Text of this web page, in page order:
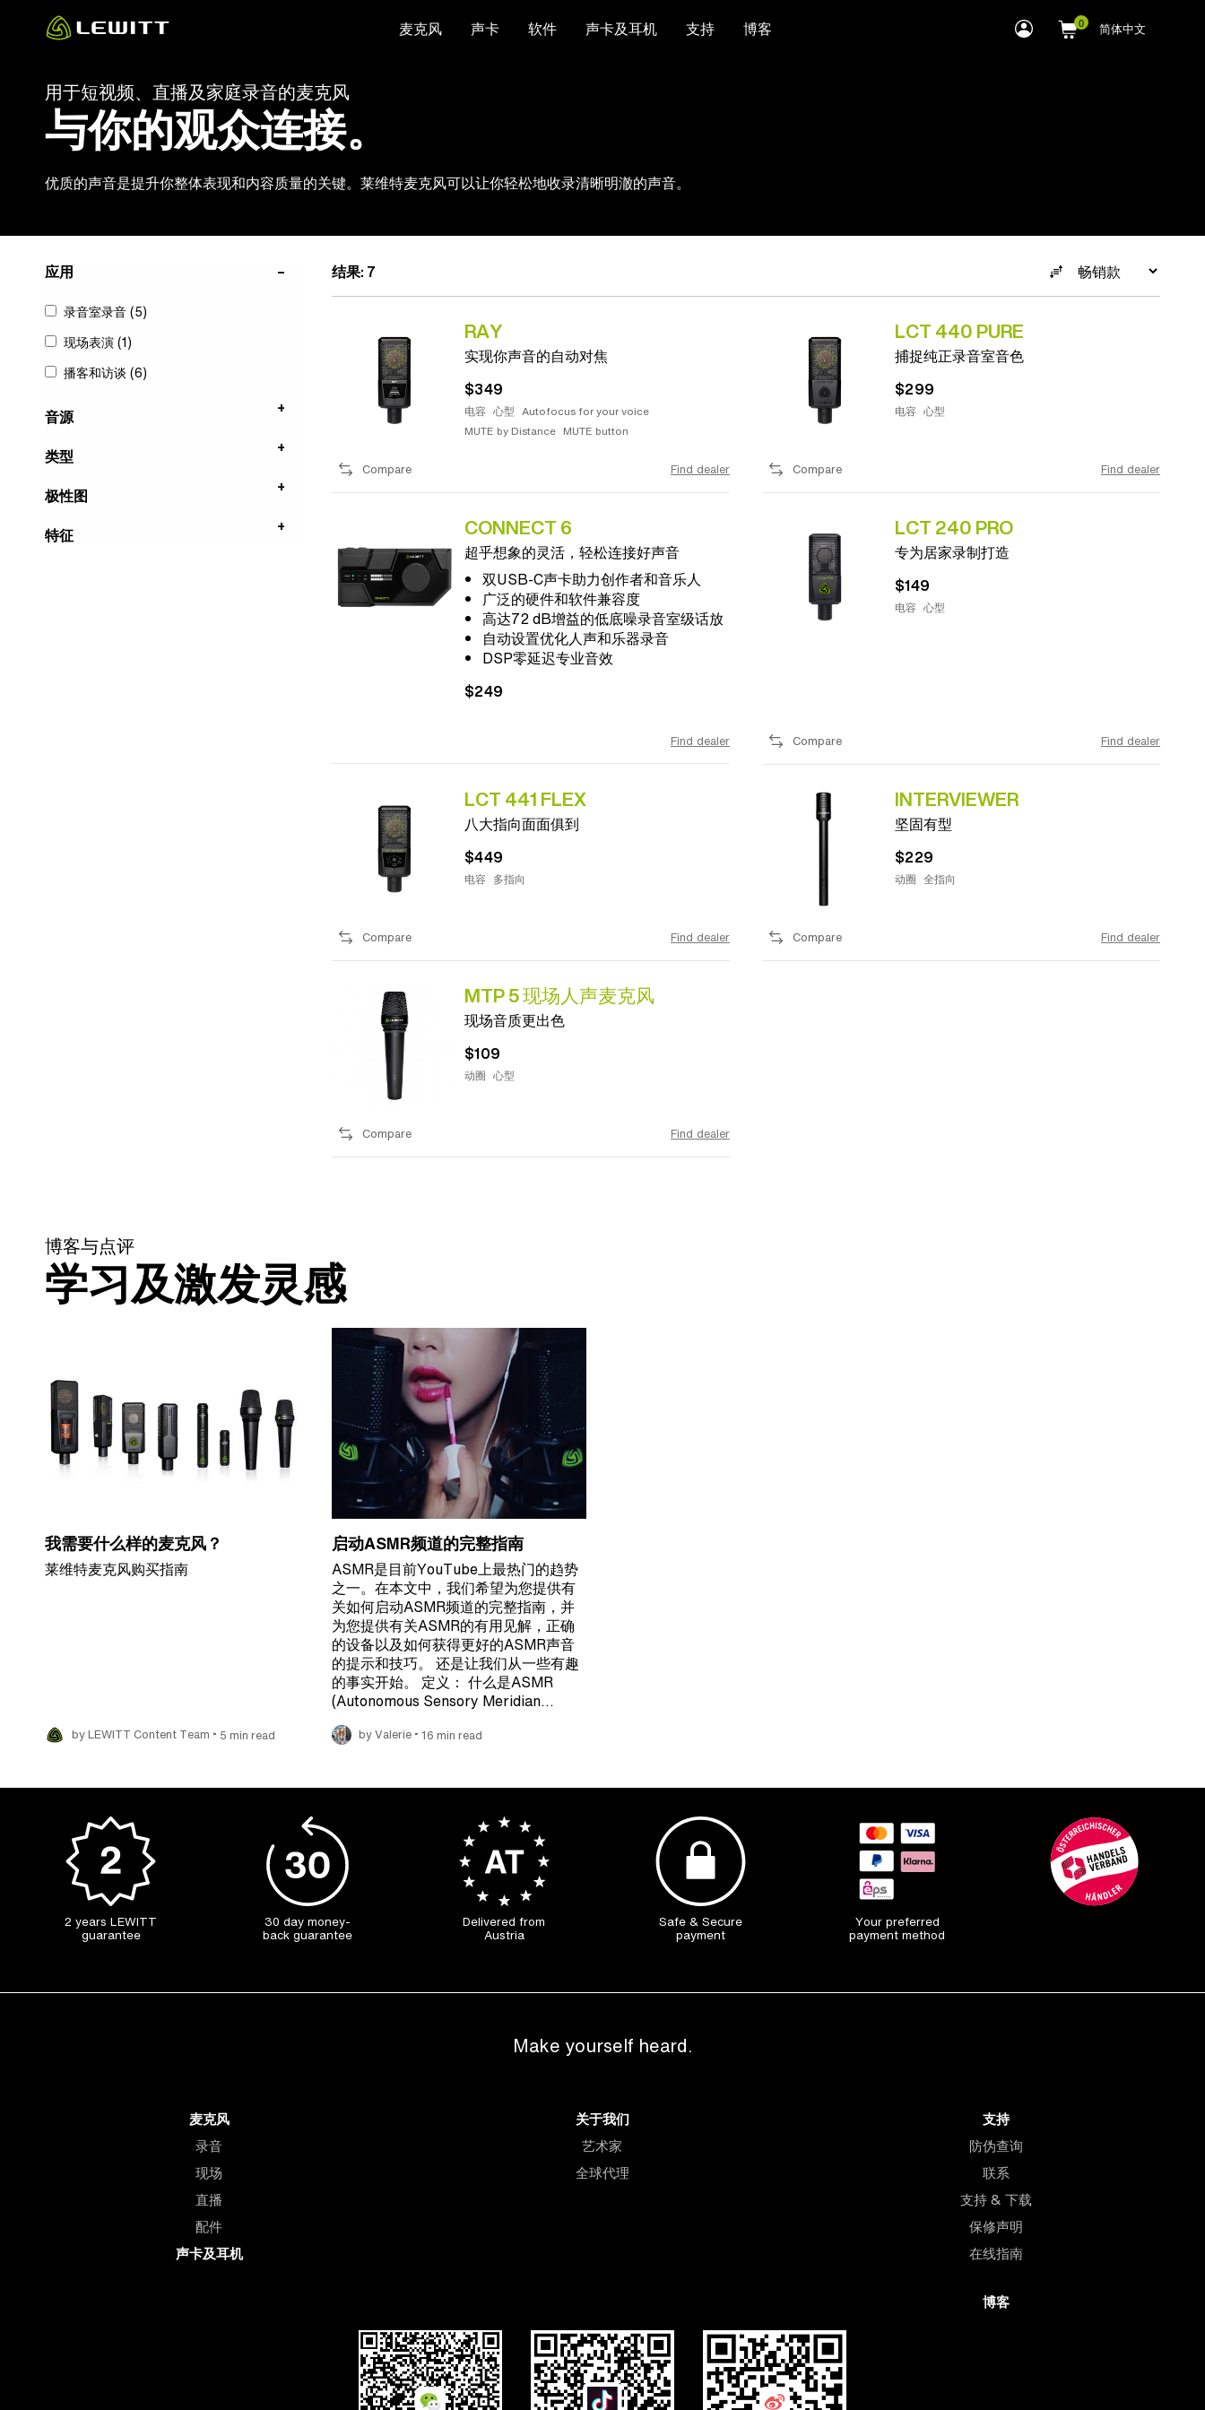
麦克风 声卡 软件 声卡及耳机 支持 博客 myLEWITT
Account
简体中文
用于短视频、直播及家庭录音的麦克风
与你的观众连接。
优质的声音是提升你整体表现和内容质量的关键。莱维特麦克风可以让你轻松地收录清晰明澈的声音。
应用
录音室录音(5)
现场表演(1)
播客和访谈 (6)
音源
类型
极性图
特征
结果: 7
RAY
实现你声音的自动对焦
$349
电容 心型 Autofocus for your voice
MUTE by Distance MUTE button
Compare Find dealer
LCT 440 PURE
捕捉纯正录音室音色
$299
电容 心型
Compare Find dealer
CONNECT 6
超乎想象的灵活，轻松连接好声音
双USB-C声卡助力创作者和音乐人
广泛的硬件和软件兼容度
高达72 dB增益的低底噪录音室级话放
自动设置优化人声和乐器录音
DSP零延迟专业音效
$249
Find dealer
LCT 240 PRO
专为居家录制打造
$149
电容 心型
Compare Find dealer
LCT 441 FLEX
八大指向面面俱到
$449
电容 多指向
Compare Find dealer
INTERVIEWER
坚固有型
$229
动圈 全指向
Compare Find dealer
MTP 5 现场人声麦克风
现场音质更出色
$109
动圈 心型
Compare Find dealer
博客与点评
学习及激发灵感
我需要什么样的麦克风？
莱维特麦克风购买指南
by LEWITT Content Team • 5 min read
启动ASMR频道的完整指南
ASMR是目前YouTube上最热门的趋势
之一。在本文中，我们希望为您提供有
关如何启动ASMR频道的完整指南，并
为您提供有关ASMR的有用见解，正确
的设备以及如何获得更好的ASMR声音
的提示和技巧。 还是让我们从一些有趣
的事实开始。 定义： 什么是ASMR
(Autonomous Sensory Meridian…
by Valerie • 16 min read
2 years LEWITT
guarantee
30 day money-
back guarantee
Delivered from
Austria
Safe & Secure
payment
Your preferred
payment method
Make yourself heard.
麦克风
录音
现场
直播
配件
声卡及耳机
关于我们
艺术家
全球代理
支持
防伪查询
联系
支持 & 下载
保修声明
在线指南
博客